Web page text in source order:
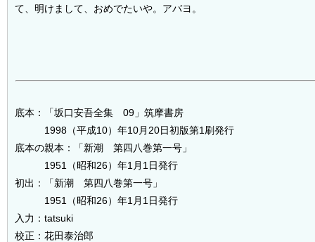
て、明けまして、おめでたいや。アバヨ。
底本：「坂口安吾全集 09」筑摩書房
1998（平成10）年10月20日初版第1刷発行
底本の親本：「新潮 第四八巻第一号」
1951（昭和26）年1月1日発行
初出：「新潮 第四八巻第一号」
1951（昭和26）年1月1日発行
入力：tatsuki
校正：花田泰治郎